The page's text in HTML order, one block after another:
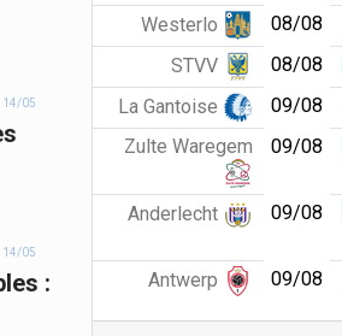
14/05
14/05
:
Westerlo
08/08
STVV
08/08
La Gantoise
09/08
Zulte Waregem
09/08
Anderlecht 09/08
Antwerp
09/08